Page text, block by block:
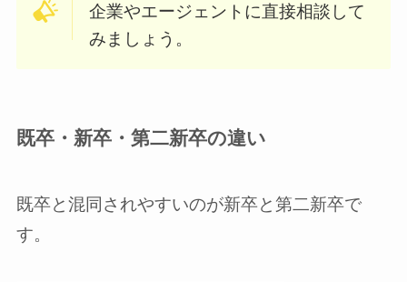
企業やエージェントに直接相談して
みましょう。
既卒・新卒・第二新卒の違い
既卒と混同されやすいのが新卒と第二新卒で
す。